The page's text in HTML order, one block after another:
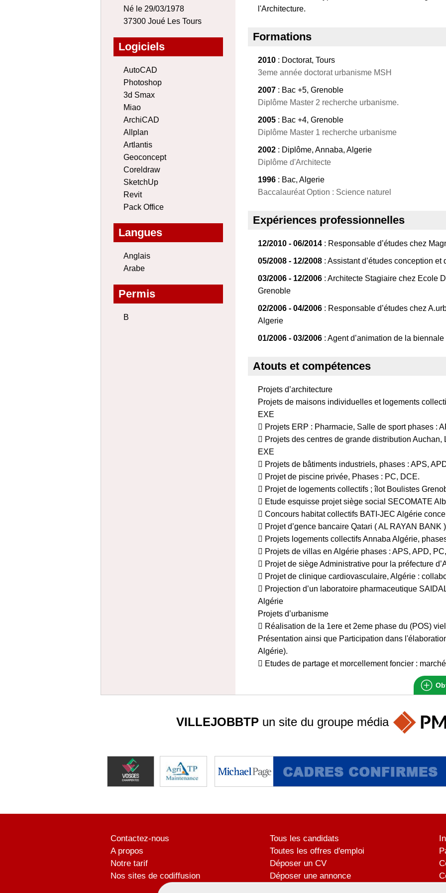
Né le 29/03/1978
37300 Joué Les Tours
Logiciels
AutoCAD
Photoshop
3d Smax
Miao
ArchiCAD
Allplan
Artlantis
Geoconcept
Coreldraw
SketchUp
Revit
Pack Office
Langues
Anglais
Arabe
Permis
B
l'Architecture.
Formations
2010 : Doctorat, Tours
3eme année doctorat urbanisme MSH
2007 : Bac +5, Grenoble
Diplôme Master 2 recherche urbanisme.
2005 : Bac +4, Grenoble
Diplôme Master 1 recherche urbanisme
2002 : Diplôme, Annaba, Algerie
Diplôme d'Architecte
1996 : Bac, Algerie
Baccalauréat Option : Science naturel
Expériences professionnelles
12/2010 - 06/2014 : Responsable d’études chez
05/2008 - 12/2008 : Assistant d’études conception
03/2006 - 12/2006 : Architecte Stagiaire chez Ecole
Grenoble
02/2006 - 04/2006 : Responsable d’études chez
Algerie
01/2006 - 03/2006 : Agent d’animation de la
Atouts et compétences
Projets d’architecture
Projets de maisons individuelles et logements
EXE
 Projets ERP : Pharmacie, Salle de sport phases :
 Projets des centres de grande distribution Auchan,
EXE
 Projets de bâtiments industriels, phases : APS,
 Projet de piscine privée, Phases : PC, DCE.
 Projet de logements collectifs ; îlot Boulistes
 Etude esquisse projet siège social SECOMATE
 Concours habitat collectifs BATI-JEC Algérie
 Projet d’gence bancaire Qatari ( AL RAYAN
 Projets logements collectifs Annaba Algérie,
 Projets de villas en Algérie phases : APS, APD,
 Projet de siège Administrative pour la préfecture
 Projet de clinique cardiovasculaire, Algérie :
 Projection d’un laboratoire pharmaceutique
Algérie
Projets d’urbanisme
 Réalisation de la 1ere et 2eme phase du (POS)
Présentation ainsi que Participation dans
Algérie).
 Etudes de partage et morcellement foncier :
VILLEJOBBTPun site du groupe média
Contactez-nous
A propos
Notre tarif
Nos sites de codiffusion
Tous les candidats
Toutes les offres d'emploi
Déposer un CV
Déposer une annonce